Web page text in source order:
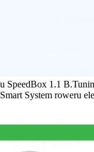
SpeedBox 1.1
System roweru